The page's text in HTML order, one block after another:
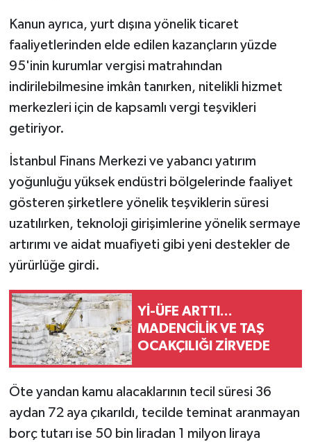
Kanun ayrıca, yurt dışına yönelik ticaret
faaliyetlerinden elde edilen kazançların yüzde
95'inin kurumlar vergisi matrahından
indirilebilmesine imkân tanırken, nitelikli hizmet
merkezleri için de kapsamlı vergi teşvikleri
getiriyor.
İstanbul Finans Merkezi ve yabancı yatırım
yoğunluğu yüksek endüstri bölgelerinde faaliyet
gösteren şirketlere yönelik teşviklerin süresi
uzatılırken, teknoloji girişimlerine yönelik sermaye
artırımı ve aidat muafiyeti gibi yeni destekler de
yürürlüğe girdi.
Yİ-ÜFE ARTTI...
MADENCİLİK VE TAŞ
OCAKÇILIĞI ZİRVEDE
Öte yandan kamu alacaklarının tecil süresi 36
aydan 72 aya çıkarıldı, tecilde teminat aranmayan
borç tutarı ise 50 bin liradan 1 milyon liraya